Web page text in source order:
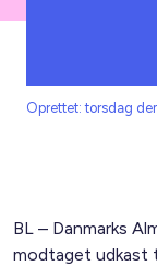
Oprettet: torsdag
BL – Danmarks
modtaget udkast